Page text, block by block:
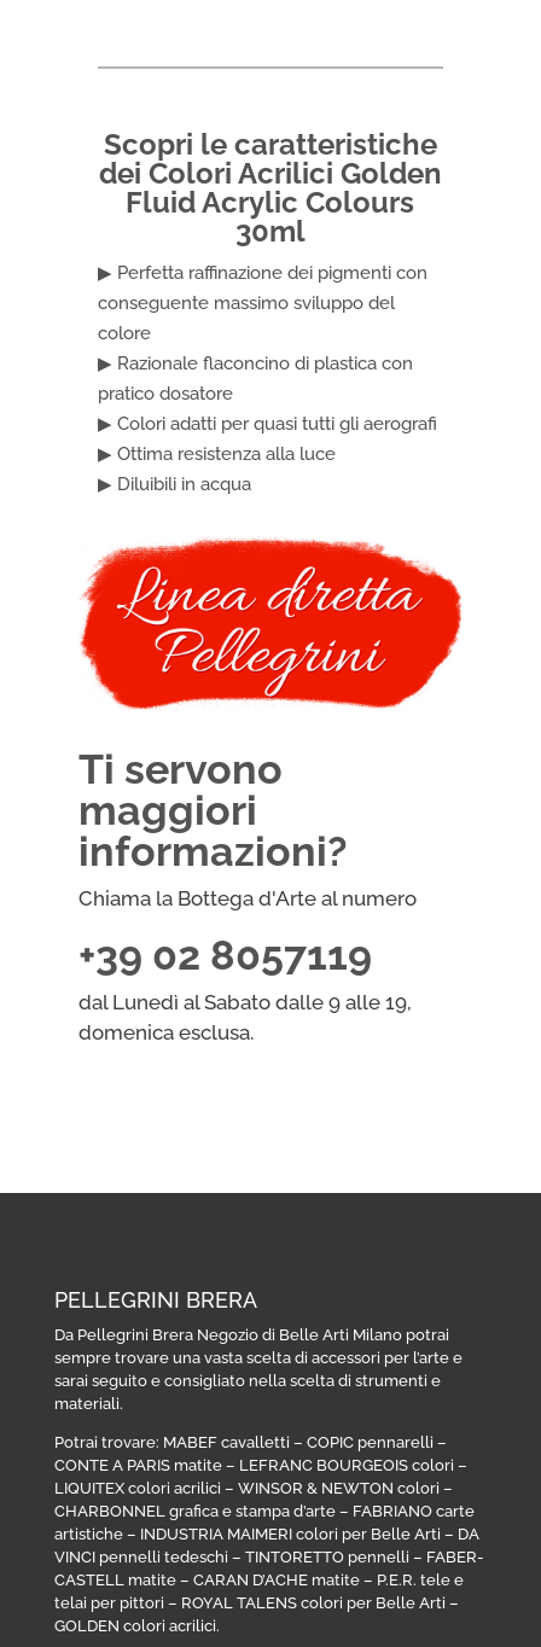
Scopri le caratteristiche
dei Colori Acrilici Golden
Fluid Acrylic Colours
30ml
▶ Perfetta raffinazione dei pigmenti con
conseguente massimo sviluppo del
colore
▶ Razionale flaconcino di plastica con
pratico dosatore
▶ Colori adatti per quasi tutti gli aerografi
▶ Ottima resistenza alla luce
▶ Diluibili in acqua
Ti servono
maggiori
informazioni?
Chiama la Bottega d'Arte al numero
+39 02 8057119
dal Lunedì al Sabato dalle 9 alle 19,
domenica esclusa.
PELLEGRINI BRERA
Da Pellegrini Brera Negozio di Belle Arti Milano potrai
sempre trovare una vasta scelta di accessori per l’arte e
sarai seguito e consigliato nella scelta di strumenti e
materiali.
Potrai trovare: MABEF cavalletti – COPIC pennarelli –
CONTE A PARIS matite– LEFRANC BOURGEOIS colori –
LIQUITEX colori acrilici – WINSOR & NEWTON colori –
CHARBONNEL grafica e stampa d’arte– FABRIANO carte
artistiche– INDUSTRIA MAIMERI colori per Belle Arti – DA
VINCI pennelli tedeschi – TINTORETTO pennelli – FABER-
CASTELL matite– CARAN D’ACHE matite– P.E.R. tele e
telai per pittori – ROYAL TALENS colori per Belle Arti –
GOLDEN colori acrilici.